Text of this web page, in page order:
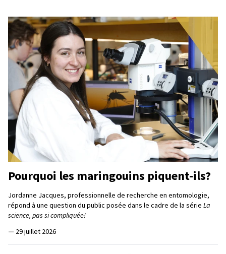
Pourquoi les maringouins piquent-ils?
Jordanne Jacques, professionnelle de recherche en entomologie,
répond à une question du public posée dans le cadre de la série La
science, pas si compliquée!
— 29 juillet 2026